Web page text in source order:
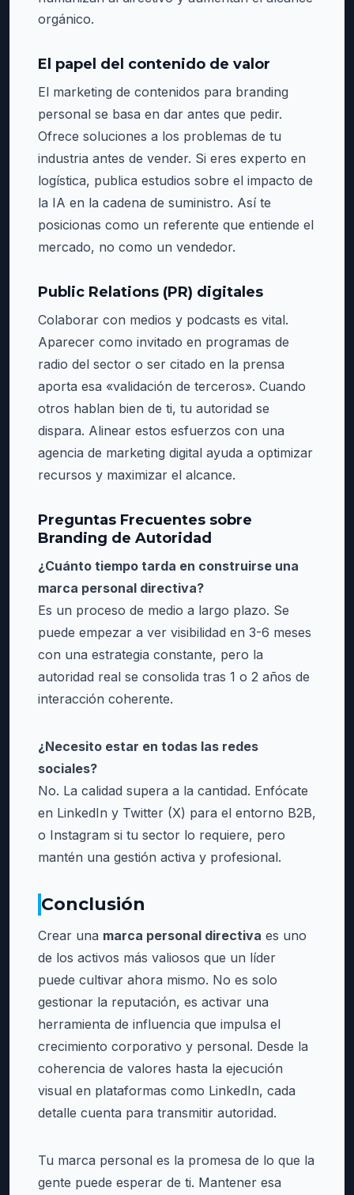
orgánico.
El papel del contenido de valor
El marketing de contenidos para branding
personal se basa en dar antes que pedir.
Ofrece soluciones a los problemas de tu
industria antes de vender. Si eres experto en
logística, publica estudios sobre el impacto de
la IA en la cadena de suministro. Así te
posicionas como un referente que entiende el
mercado, no como un vendedor.
Public Relations (PR) digitales
Colaborar con medios y podcasts es vital.
Aparecer como invitado en programas de
radio del sector o ser citado en la prensa
aporta esa «validación de terceros». Cuando
otros hablan bien de ti, tu autoridad se
dispara. Alinear estos esfuerzos con una
agencia de marketing digital ayuda a optimizar
recursos y maximizar el alcance.
Preguntas Frecuentes sobre
Branding de Autoridad
¿Cuánto tiempo tarda en construirse una
marca personal directiva?
Es un proceso de medio a largo plazo. Se
puede empezar a ver visibilidad en 3-6 meses
con una estrategia constante, pero la
autoridad real se consolida tras 1 o 2 años de
interacción coherente.
¿Necesito estar en todas las redes
sociales?
No. La calidad supera a la cantidad. Enfócate
en LinkedIn y Twitter (X) para el entorno B2B,
o Instagram si tu sector lo requiere, pero
mantén una gestión activa y profesional.
Conclusión
Crear una marca personal directiva es uno
de los activos más valiosos que un líder
puede cultivar ahora mismo. No es solo
gestionar la reputación, es activar una
herramienta de influencia que impulsa el
crecimiento corporativo y personal. Desde la
coherencia de valores hasta la ejecución
visual en plataformas como LinkedIn, cada
detalle cuenta para transmitir autoridad.
Tu marca personal es la promesa de lo que la
gente puede esperar de ti. Mantener esa